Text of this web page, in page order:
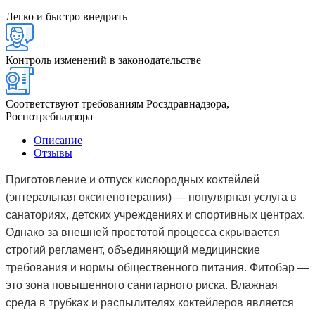
Легко и быстро внедрить
Контроль изменений в законодательстве
Соответствуют требованиям Росздравнадзора,
Роспотребнадзора
Описание
Отзывы
Приготовление и отпуск кислородных коктейлей
(энтеральная оксигенотерапия) — популярная услуга в
санаториях, детских учреждениях и спортивных центрах.
Однако за внешней простотой процесса скрывается
строгий регламент, объединяющий медицинские
требования и нормы общественного питания. Фитобар —
это зона повышенного санитарного риска. Влажная
среда в трубках и распылителях коктейлеров является